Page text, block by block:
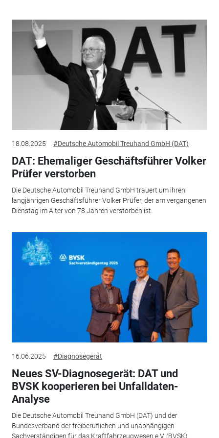
18.08.2025 #Deutsche Automobil Treuhand GmbH (DAT)
DAT: Ehemaliger Geschäftsführer Volker
Prüfer verstorben
Die Deutsche Automobil Treuhand GmbH trauert um ihren
langjährigen Geschäftsführer Volker Prüfer, der am vergangenen
Dienstag im Alter von 78 Jahren verstorben ist.
16.06.2025 #Diagnosegerät
Neues SV-Diagnosegerät: DAT und
BVSK kooperieren bei Unfalldaten-
Analyse
Die Deutsche Automobil Treuhand GmbH (DAT) und der
Bundesverband der freiberuflichen und unabhängigen
Sachverständigen für das Kraftfahrzeugwesen e.V. (BVSK)...